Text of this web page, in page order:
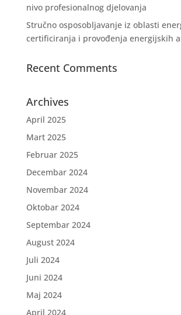
nivo profesionalnog djelovanja
Stručno osposobljavanje iz oblasti
certificiranja i provođenja energijskih
Recent Comments
Archives
April 2025
Mart 2025
Februar 2025
Decembar 2024
Novembar 2024
Oktobar 2024
Septembar 2024
August 2024
Juli 2024
Juni 2024
Maj 2024
April 2024